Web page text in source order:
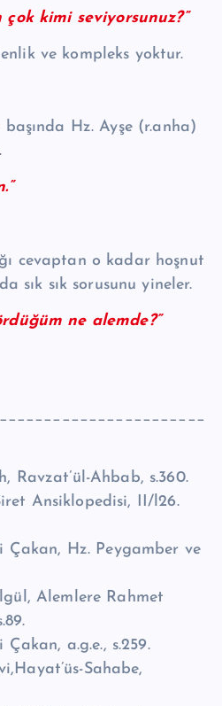
çok kimi seviyorsunuz?”
ve kompleks yoktur.
Hz. Ayşe (r.anha)
cevaptan o kadar hoşnut
sık sık sorusunu yineler.
ne alemde?”
Ravzat’ül-Ahbab, s.360.
Ansiklopedisi, II/l26.
Çakan, Hz. Peygamber ve
Alemlere Rahmet
a.g.e., s.259.
Sahabe,